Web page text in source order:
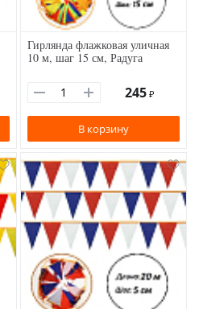
Гирлянда флажковая уличная
10 м, шаг 15 см, Радуга
245 ₽
В корзину